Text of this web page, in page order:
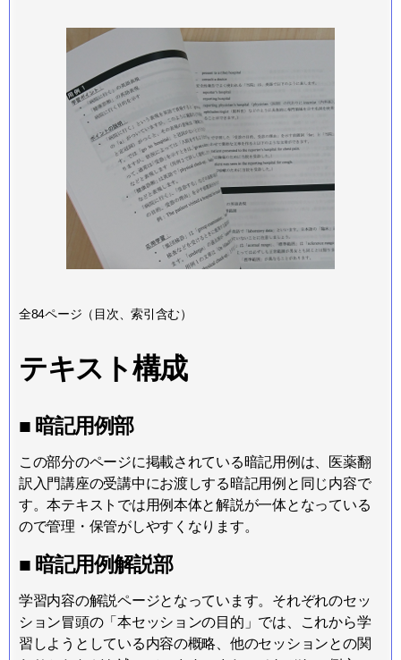
全84ページ（目次、索引含む）
テキスト構成
■ 暗記用例部
この部分のページに掲載されている暗記用例は、医薬翻
訳入門講座の受講中にお渡しする暗記用例と同じ内容で
す。本テキストでは用例本体と解説が一体となっている
ので管理・保管がしやすくなります。
■ 暗記用例解説部
学習内容の解説ページとなっています。それぞれのセッ
ション冒頭の「本セッションの目的」では、これから学
習しようとしている内容の概略、他のセッションとの関